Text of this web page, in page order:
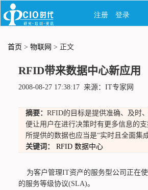
首页 > 物联网 > 正文
RFID带来数据中心新应用
2008-08-27 17:38:17 来源：IT专家网
摘要： RFID的目标是提供准确、及时
便让用户在进行决策时有更多信息的
所提供的数据也应当是“实时且全面集成
关键词：
RFID 数据中心
为客户管理IT资产的服务型公司正在使
的服务等级协议(SLA)。